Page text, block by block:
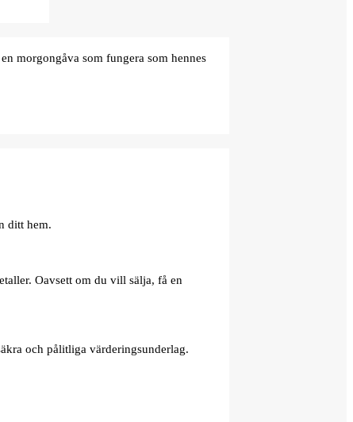
morgongåva som fungera som hennes
ditt hem.
Oavsett om du vill sälja, få en
och pålitliga värderingsunderlag.